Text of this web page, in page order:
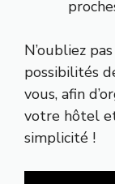
N’oubliez
possibilités
vous, afin
votre hôtel
simplicité !